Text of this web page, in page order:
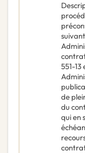
551-
de
du
qui en